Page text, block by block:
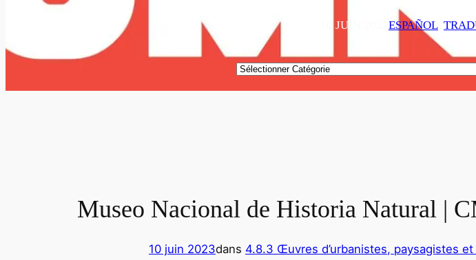
10 JUIN 2023 ESPAÑOL
Catégories
Museo Nacional de Historia Natural |
10 juin 2023dans 4.8.3 Œuvres d’urbanistes, paysagistes